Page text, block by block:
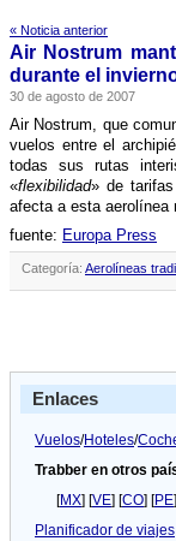
« Noticia anterior
Air Nostrum
durante el
30 de agosto de 2007
Air Nostrum, que
vuelos entre el
todas sus rutas
«flexibilidad» de
afecta a esta aerolí­nea
fuente: Europa Press
Categoría: Aerolíneas
Enlaces
Vuelos/Hoteles/
Trabber en otros
[MX] [VE] [CO] [PE
Planificador de viajes